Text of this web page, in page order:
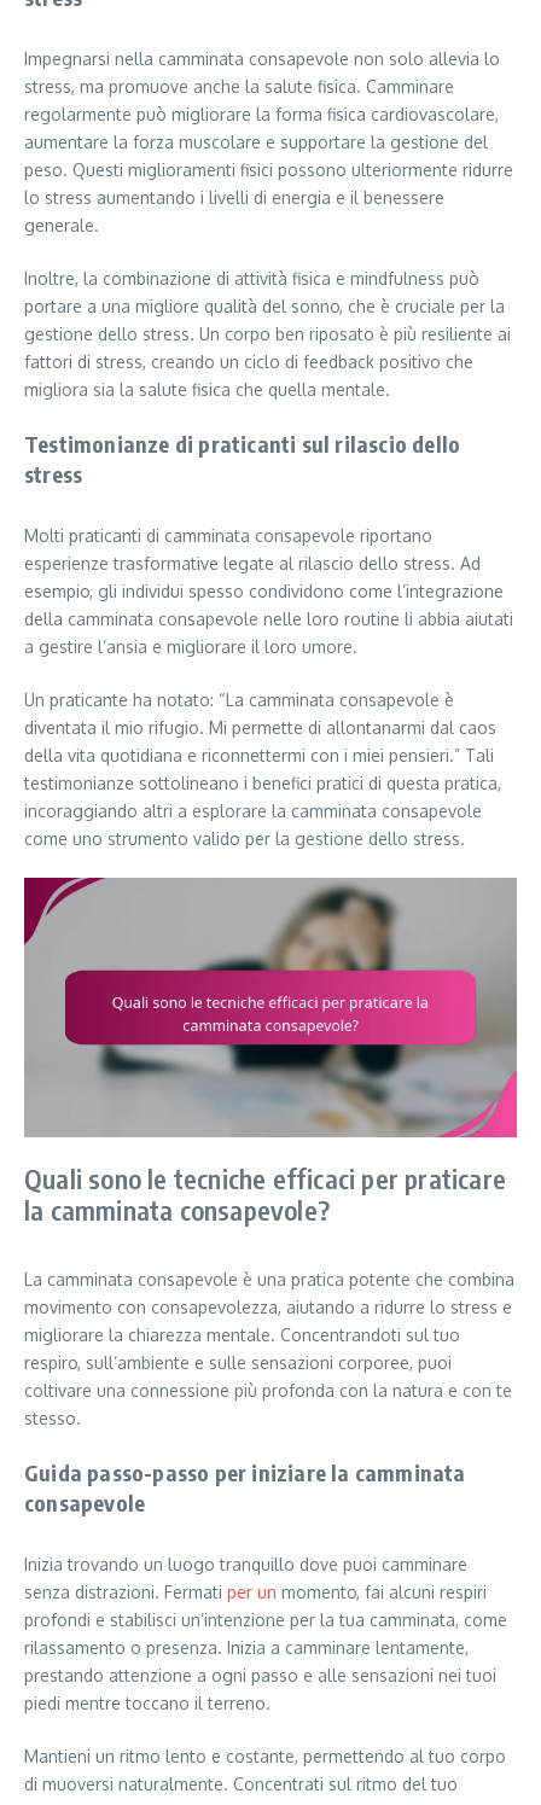
Impegnarsi nella camminata consapevole non solo allevia lo
stress, ma promuove anche la salute fisica. Camminare
regolarmente può migliorare la forma fisica cardiovascolare,
aumentare la forza muscolare e supportare la gestione del
peso. Questi miglioramenti fisici possono ulteriormente ridurre
lo stress aumentando i livelli di energia e il benessere
generale.
Inoltre, la combinazione di attività fisica e mindfulness può
portare a una migliore qualità del sonno, che è cruciale per la
gestione dello stress. Un corpo ben riposato è più resiliente ai
fattori di stress, creando un ciclo di feedback positivo che
migliora sia la salute fisica che quella mentale.
Testimonianze di praticanti sul rilascio dello
stress
Molti praticanti di camminata consapevole riportano
esperienze trasformative legate al rilascio dello stress. Ad
esempio, gli individui spesso condividono come l’integrazione
della camminata consapevole nelle loro routine li abbia aiutati
a gestire l’ansia e migliorare il loro umore.
Un praticante ha notato: “La camminata consapevole è
diventata il mio rifugio. Mi permette di allontanarmi dal caos
della vita quotidiana e riconnettermi con i miei pensieri.” Tali
testimonianze sottolineano i benefici pratici di questa pratica,
incoraggiando altri a esplorare la camminata consapevole
come uno strumento valido per la gestione dello stress.
Quali sono le tecniche efficaci per praticare
la camminata consapevole?
La camminata consapevole è una pratica potente che combina
movimento con consapevolezza, aiutando a ridurre lo stress e
migliorare la chiarezza mentale. Concentrandoti sul tuo
respiro, sull’ambiente e sulle sensazioni corporee, puoi
coltivare una connessione più profonda con la natura e con te
stesso.
Guida passo-passo per iniziare la camminata
consapevole
Inizia trovando un luogo tranquillo dove puoi camminare
senza distrazioni. Fermati per un momento, fai alcuni respiri
profondi e stabilisci un’intenzione per la tua camminata, come
rilassamento o presenza. Inizia a camminare lentamente,
prestando attenzione a ogni passo e alle sensazioni nei tuoi
piedi mentre toccano il terreno.
Mantieni un ritmo lento e costante, permettendo al tuo corpo
di muoversi naturalmente. Concentrati sul ritmo del tuo